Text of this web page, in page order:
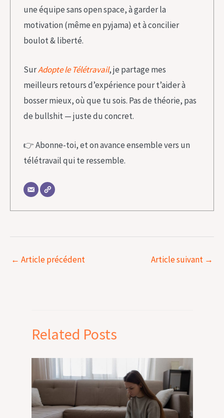
une équipe sans open space, à garder la
motivation (même en pyjama) et à concilier
boulot & liberté.
SurAdopte le Télétravail, je partage mes
meilleurs retours d’expérience pour t’aider à
bosser mieux, où que tu sois. Pas de théorie, pas
de bullshit — juste du concret.
👉 Abonne-toi, et on avance ensemble vers un
télétravail qui te ressemble.
← Article précédent Article suivant →
Related Posts